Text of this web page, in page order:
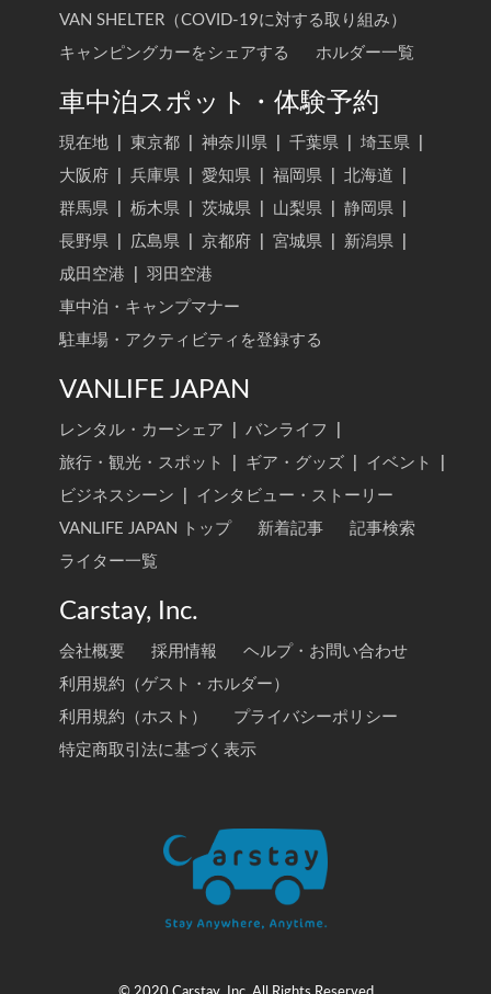
VAN SHELTER（COVID-19に対する取り組み）
キャンピングカーをシェアする
ホルダー一覧
車中泊スポット・体験予約
現在地 東京都 神奈川県 千葉県 埼玉県
大阪府
兵庫県 愛知県 福岡県 北海道
群馬県
栃木県 茨城県 山梨県 静岡県
長野県
広島県 京都府 宮城県 新潟県
成田空港
羽田空港
車中泊・キャンプマナー
駐車場・アクティビティを登録する
VANLIFE JAPAN
レンタル・カーシェア バンライフ
旅行・観光・スポット
ギア・グッズ イベント
ビジネスシーン
インタビュー・ストーリー
VANLIFE JAPAN トップ
新着記事
記事検索
ライター一覧
Carstay, Inc.
会社概要 採用情報
ヘルプ・お問い合わせ
利用規約（ゲスト・ホルダー）
利用規約（ホスト）
プライバシーポリシー
特定商取引法に基づく表示